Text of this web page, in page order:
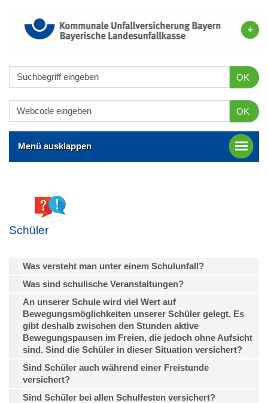
OK
OK
Menü ausklappen
Schüler
Was versteht man unter einem Schulunfall?
Was sind schulische Veranstaltungen?
An unserer Schule wird viel Wert auf
Bewegungsmöglichkeiten unserer Schüler gelegt. Es
gibt deshalb zwischen den Stunden aktive
Bewegungspausen im Freien, die jedoch ohne Aufsicht
sind. Sind die Schüler in dieser Situation versichert?
Sind Schüler auch während einer Freistunde
versichert?
Sind Schüler bei allen Schulfesten versichert?